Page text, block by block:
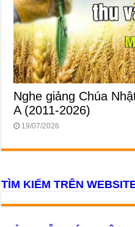
Nghe giảng Chúa
A (2011-2026)
19/07/2026
TÌM KIẾM TRÊN